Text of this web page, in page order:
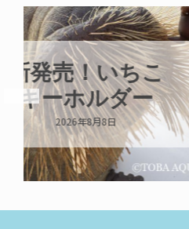
パラオ
ガイが
い
2026年8